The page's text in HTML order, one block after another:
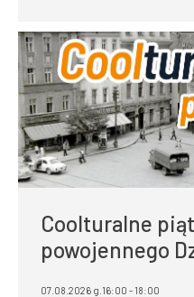
Coolturalne
powojennego
07.08.2026 g.16:00 - 18:00